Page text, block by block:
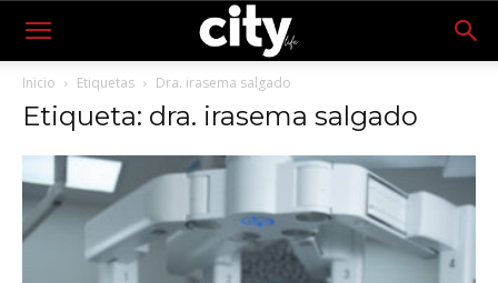
Inicio Etiquetas Dra. irasema salgado
Etiqueta: dra. irasema salgado